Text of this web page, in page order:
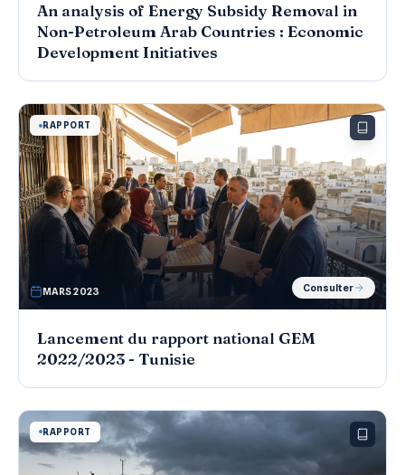
An analysis of Energy Subsidy Removal in
Non-Petroleum Arab Countries : Economic
Development Initiatives
RAPPORT
MARS 2023 Consulter
Lancement du rapport national GEM
2022/2023 - Tunisie
RAPPORT